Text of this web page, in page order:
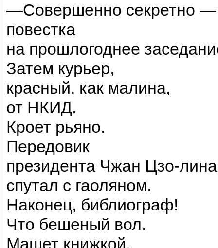
—Совершенно секретно —
повестка
на прошлогоднее
Затем курьер,
красный, как малина,
от НКИД.
Кроет рьяно.
Передовик
президента Чжан Цзо-лина
спутал с гаоляном.
Наконец, библиограф!
Что бешеный вол.
Машет книжкой.